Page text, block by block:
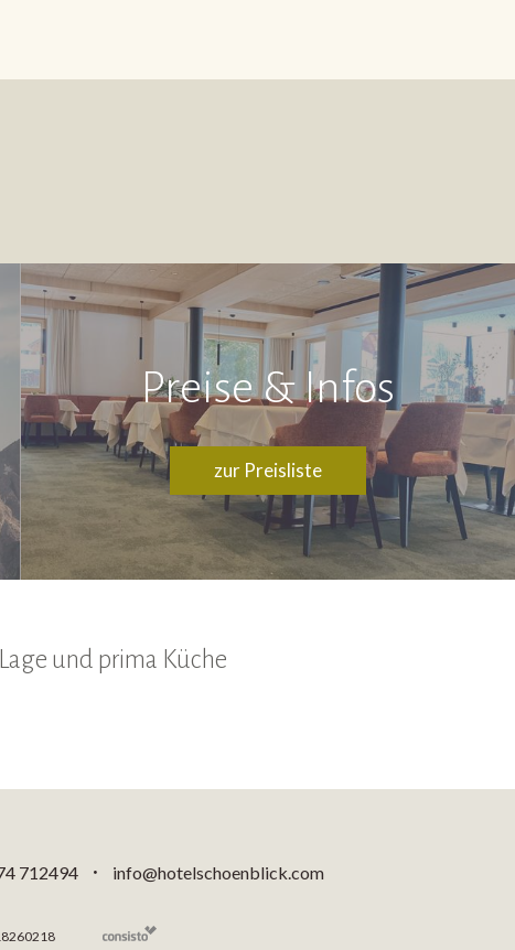
Preise & Infos
zur Preisliste
und prima Küche
712494 • info@hotelschoenblick.com